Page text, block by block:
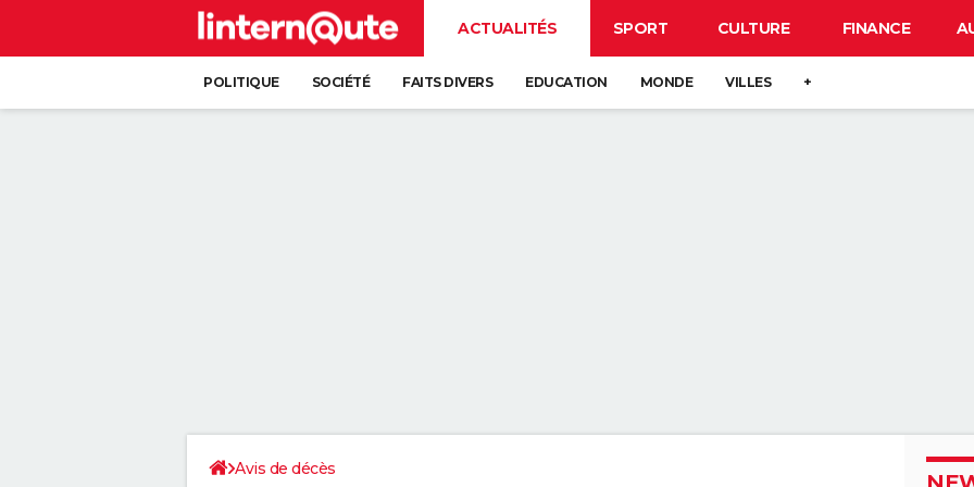
ACTUALITÉS SPORT CULTURE FINANCE
POLITIQUE SOCIÉTÉ FAITS DIVERS EDUCATION MONDE VILLES +
Avis de décès